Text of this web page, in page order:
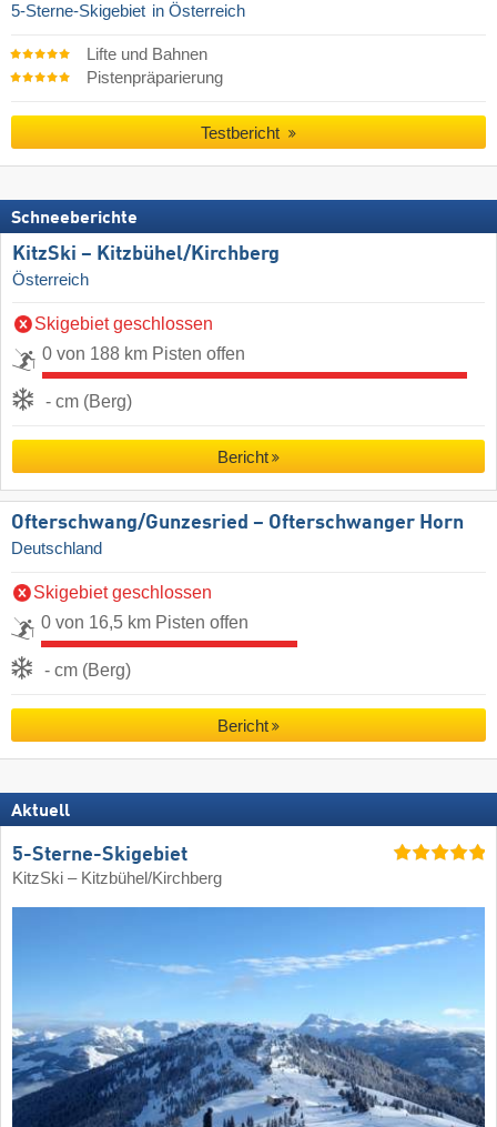
5-Sterne-Skigebiet in Österreich
Lifte und Bahnen
Pistenpräparierung
Testbericht
Schneeberichte
KitzSki – Kitzbühel/​Kirchberg
Österreich
Skigebiet geschlossen
0 von 188 km Pisten offen
- cm (Berg)
Bericht
Ofterschwang/​Gunzesried – Ofterschwanger Horn
Deutschland
Skigebiet geschlossen
0 von 16,5 km Pisten offen
- cm (Berg)
Bericht
Aktuell
5-Sterne-Skigebiet
KitzSki – Kitzbühel/​Kirchberg